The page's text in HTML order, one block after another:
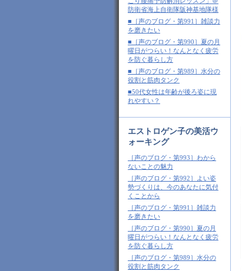
防衛省海上自衛隊阪神基地隊様
■［声のブログ・第991］雑談力
を磨きたい
■［声のブログ・第990］夏の月
曜日がつらい！なんとなく疲労
を防ぐ暮らし方
■［声のブログ・第989］水分の
役割と筋肉タンク
■50代女性は年齢が後ろ姿に現
れやすい？
エストロゲン子の美活ウ
ォーキング
［声のブログ・第993］わから
ないことの魅力
［声のブログ・第992］よい姿
勢づくりは、今のあなたに気付
くことから
［声のブログ・第991］雑談力
を磨きたい
［声のブログ・第990］夏の月
曜日がつらい！なんとなく疲労
を防ぐ暮らし方
［声のブログ・第989］水分の
役割と筋肉タンク